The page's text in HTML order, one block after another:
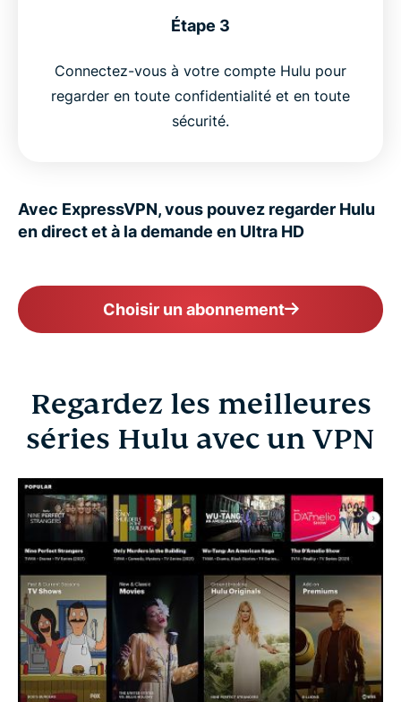
Étape 3
Connectez-vous à votre compte Hulu pour
regarder en toute confidentialité et en toute
sécurité.
Avec ExpressVPN, vous pouvez regarder Hulu
en direct et à la demande en Ultra HD
Choisir un abonnement
Regardez les meilleures
séries Hulu avec un VPN